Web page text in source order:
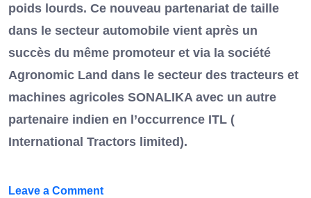
poids lourds. Ce nouveau partenariat de taille
dans le secteur automobile vient après un
succès du même promoteur et via la société
Agronomic Land dans le secteur des tracteurs et
machines agricoles SONALIKA avec un autre
partenaire indien en l’occurrence ITL (
International Tractors limited).
Leave a Commenton